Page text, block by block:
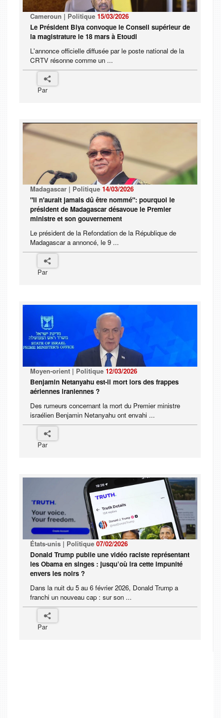
Cameroun | Politique 15/03/2026
Le Président Biya convoque le Conseil supérieur de
la magistrature le 18 mars à Etoudi
L'annonce officielle diffusée par le poste national de la
CRTV résonne comme un ...
Par
Madagascar | Politique 14/03/2026
"Il n'aurait jamais dû être nommé": pourquoi le
président de Madagascar désavoue le Premier
ministre et son gouvernement
Le président de la Refondation de la République de
Madagascar a annoncé, le 9 ...
Par
Moyen-orient | Politique 12/03/2026
Benjamin Netanyahu est-il mort lors des frappes
aériennes iraniennes ?
Des rumeurs concernant la mort du Premier ministre
israélien Benjamin Netanyahu ont envahi ...
Par
États-unis | Politique 07/02/2026
Donald Trump publie une vidéo raciste représentant
les Obama en singes : jusqu’où ira cette impunité
envers les noirs ?
Dans la nuit du 5 au 6 février 2026, Donald Trump a
franchi un nouveau cap : sur son ...
Par